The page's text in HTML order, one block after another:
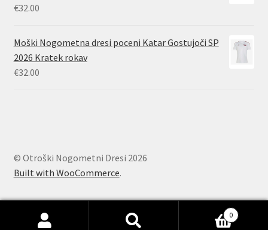
€32.00
Moški Nogometna dresi poceni Katar Gostujoči SP
2026 Kratek rokav
€32.00
© Otroški Nogometni Dresi 2026
Built with WooCommerce.
0